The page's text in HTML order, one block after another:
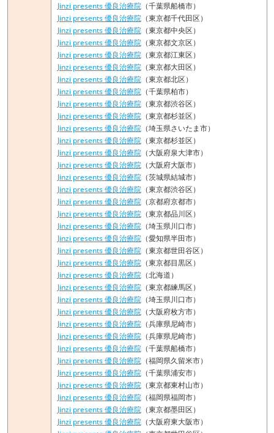
Jinzi presents 優良治療院（千葉県船橋市）
Jinzi presents 優良治療院（東京都千代田区）
Jinzi presents 優良治療院（東京都中央区）
Jinzi presents 優良治療院（東京都文京区）
Jinzi presents 優良治療院（東京都江東区）
Jinzi presents 優良治療院（東京都大田区）
Jinzi presents 優良治療院（東京都北区）
Jinzi presents 優良治療院（千葉県柏市）
Jinzi presents 優良治療院（東京都渋谷区）
Jinzi presents 優良治療院（東京都杉並区）
Jinzi presents 優良治療院（埼玉県さいたま市）
Jinzi presents 優良治療院（東京都杉並区）
Jinzi presents 優良治療院（大阪府泉大津市）
Jinzi presents 優良治療院（大阪府大阪市）
Jinzi presents 優良治療院（茨城県結城市）
Jinzi presents 優良治療院（東京都渋谷区）
Jinzi presents 優良治療院（京都府京都市）
Jinzi presents 優良治療院（東京都品川区）
Jinzi presents 優良治療院（埼玉県川口市）
Jinzi presents 優良治療院（愛知県半田市）
Jinzi presents 優良治療院（東京都世田谷区）
Jinzi presents 優良治療院（東京都目黒区）
Jinzi presents 優良治療院（北海道）
Jinzi presents 優良治療院（東京都練馬区）
Jinzi presents 優良治療院（埼玉県川口市）
Jinzi presents 優良治療院（大阪府枚方市）
Jinzi presents 優良治療院（兵庫県尼崎市）
Jinzi presents 優良治療院（兵庫県尼崎市）
Jinzi presents 優良治療院（千葉県船橋市）
Jinzi presents 優良治療院（福岡県久留米市）
Jinzi presents 優良治療院（千葉県浦安市）
Jinzi presents 優良治療院（東京都東村山市）
Jinzi presents 優良治療院（福岡県福岡市）
Jinzi presents 優良治療院（東京都墨田区）
Jinzi presents 優良治療院（大阪府東大阪市）